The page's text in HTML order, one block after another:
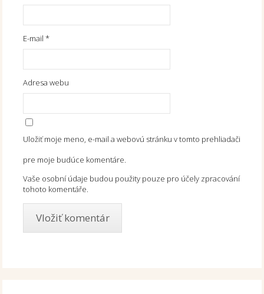
E-mail*
Adresa webu
Uložiť moje meno, e-mail a webovú stránku v tomto prehliadači
pre moje budúce komentáre.
Vaše osobní údaje budou použity pouze pro účely zpracování
tohoto komentáře.